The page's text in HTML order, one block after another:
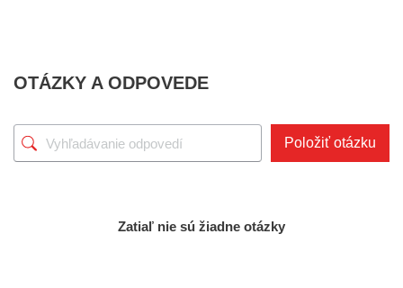
OTÁZKY A ODPOVEDE
Položiť otázku
Zatiaľ nie sú žiadne otázky